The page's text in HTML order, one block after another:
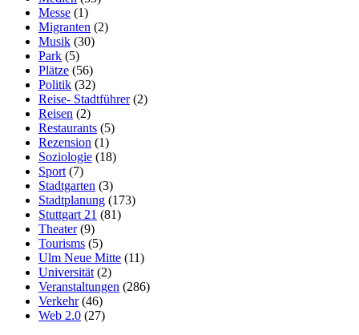
Messe (1)
Migranten (2)
Musik (30)
Park (5)
Plätze (56)
Politik (32)
Reise- Stadtführer(2)
Reisen (2)
Restaurants (5)
Rezension (1)
Soziologie (18)
Sport (7)
Stadtgarten (3)
Stadtplanung (173)
Stuttgart 21 (81)
Theater(9)
Tourisms (5)
Ulm Neue Mitte (11)
Universität (2)
Veranstaltungen (286)
Verkehr(46)
Web 2.0 (27)